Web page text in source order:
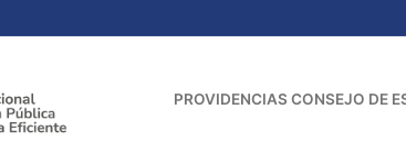
PROVIDENCIAS CONSEJO DE